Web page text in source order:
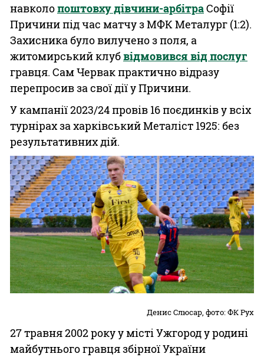
навколопоштовху дівчини-арбітраСофії
Причини під час матчу з МФК Металург (1:2).
Захисника було вилучено з поля, а
житомирський клубвідмовився від послуг
гравця. Сам Червак практично відразу
перепросив за свої дії у Причини.
У кампанії 2023/24 провів 16 поєдинків у всіх
турнірах за харківський Металіст 1925: без
результативних дій.
Денис Слюсар, фото: ФК Рух
27 травня 2002 року у місті Ужгород у родині
майбутнього гравця збірної України